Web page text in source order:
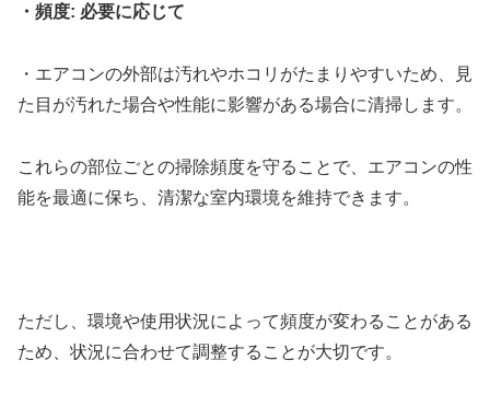
・頻度: 必要に応じて
・エアコンの外部は汚れやホコリがたまりやすいため、見
た目が汚れた場合や性能に影響がある場合に清掃します。
これらの部位ごとの掃除頻度を守ることで、エアコンの性
能を最適に保ち、清潔な室内環境を維持できます。
ただし、環境や使用状況によって頻度が変わることがある
ため、状況に合わせて調整することが大切です。